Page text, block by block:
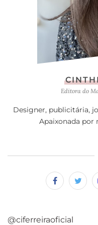
Editora do
Designer, publicitária,
Apaixonada por
@ciferreiraoficial